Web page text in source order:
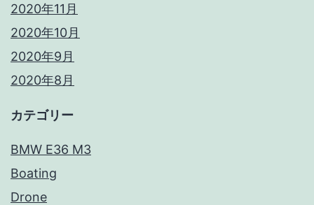
2020年11月
2020年10月
2020年9月
2020年8月
カテゴリー
BMW E36 M3
Boating
Drone